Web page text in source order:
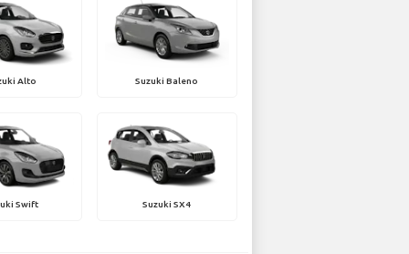
Alto Suzuki Baleno
Swift Suzuki SX4